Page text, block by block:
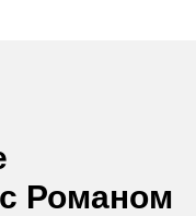
Романом